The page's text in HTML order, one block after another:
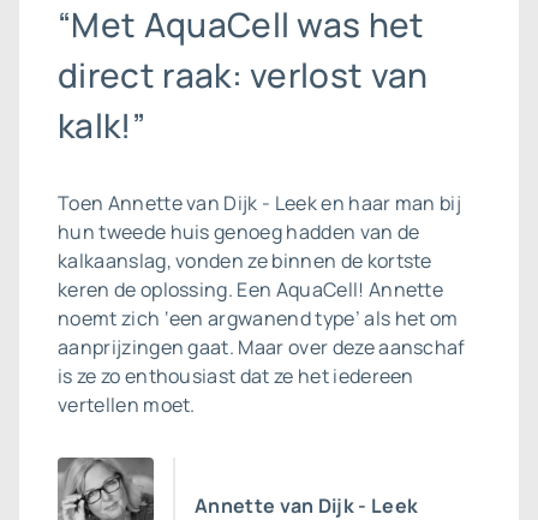
“Met AquaCell was het
direct raak: verlost van
kalk!”
Toen Annette van Dijk - Leek en haar man bij
hun tweede huis genoeg hadden van de
kalkaanslag, vonden ze binnen de kortste
keren de oplossing. Een AquaCell! Annette
noemt zich ‘een argwanend type’ als het om
aanprijzingen gaat. Maar over deze aanschaf
is ze zo enthousiast dat ze het iedereen
vertellen moet.
Annette van Dijk - Leek